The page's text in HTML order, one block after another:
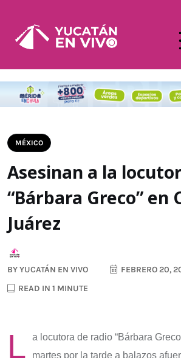
MÉXICO
Asesinan a la
“Bárbara Greco” en
Juárez
BYYUCATÁN EN VIVO
FEBRERO 20,
READ IN 1 MINUTE
L
a locutora de radio “Bárbara
martes por la tarde a balazos